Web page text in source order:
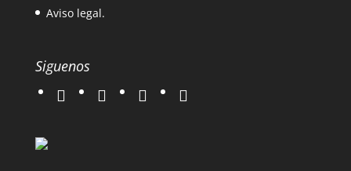
Aviso legal.
Siguenos
twitter instagramfacebook google